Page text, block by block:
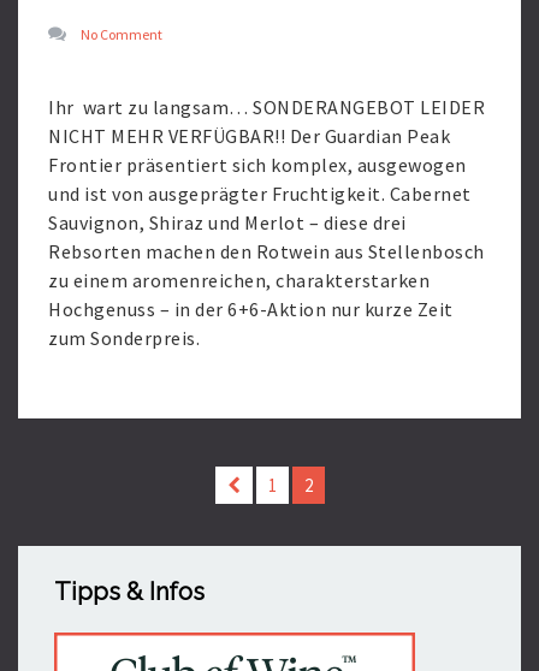
No Comment
Ihr wart zu langsam… SONDERANGEBOT LEIDER
NICHT MEHR VERFÜGBAR!! Der Guardian Peak
Frontier präsentiert sich komplex, ausgewogen
und ist von ausgeprägter Fruchtigkeit. Cabernet
Sauvignon, Shiraz und Merlot – diese drei
Rebsorten machen den Rotwein aus Stellenbosch
zu einem aromenreichen, charakterstarken
Hochgenuss – in der 6+6-Aktion nur kurze Zeit
zum Sonderpreis.
Read
1 2
Tipps & Infos